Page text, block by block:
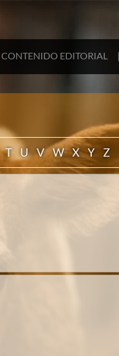
CONTENIDO EDITORIAL |
T U V W X Y Z